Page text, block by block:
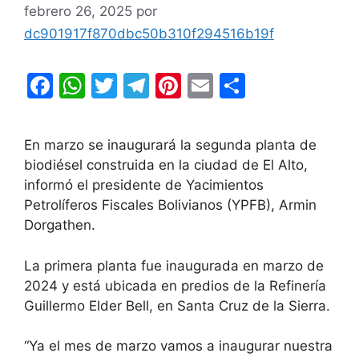
febrero 26, 2025 por
dc901917f870dbc50b310f294516b19f
F
c
e
b
o
o
k
W
at
s
A
p
p
T
itt
er
T
e
gr
a
m
Pi
er
e
st
E
ai
l
m
p
ar
tir
En marzo se inaugurará la segunda planta de
biodiésel construida en la ciudad de El Alto,
informó el presidente de Yacimientos
Petrolíferos Fiscales Bolivianos (YPFB), Armin
Dorgathen.
La primera planta fue inaugurada en marzo de
2024 y está ubicada en predios de la Refinería
Guillermo Elder Bell, en Santa Cruz de la Sierra.
“Ya el mes de marzo vamos a inaugurar nuestra